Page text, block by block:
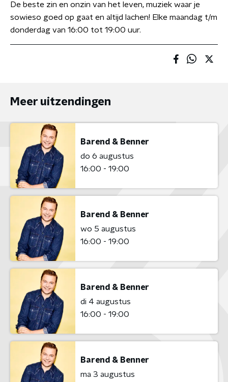
De beste zin en onzin van het leven, muziek waar je
sowieso goed op gaat en altijd lachen! Elke maandag t/m
donderdag van 16:00 tot 19:00 uur.
Meer uitzendingen
Barend & Benner
do 6 augustus
16:00 - 19:00
Barend & Benner
wo 5 augustus
16:00 - 19:00
Barend & Benner
di 4 augustus
16:00 - 19:00
Barend & Benner
ma 3 augustus